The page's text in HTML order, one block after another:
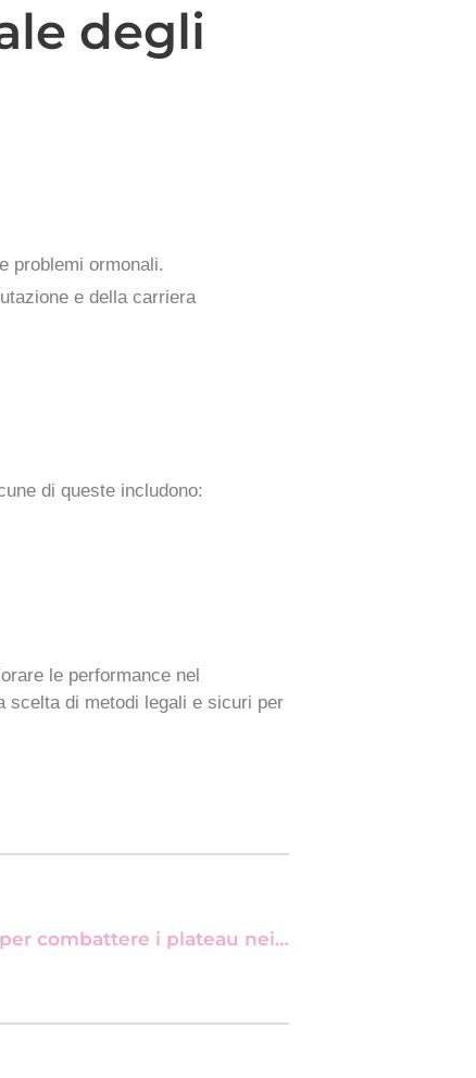
degli
problemi ormonali.
e della carriera
di queste includono:
le performance nel
scelta di metodi legali e sicuri per
Next: Le migliori strategie per combattere i plateau nei cicli di combustione dei grassi